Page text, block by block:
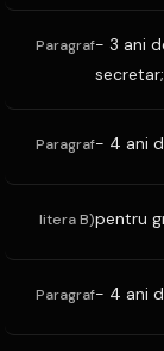
Paragraf- 3 ani
secretar;
Paragraf- 4 ani
litera B)pentru
Paragraf- 4 ani